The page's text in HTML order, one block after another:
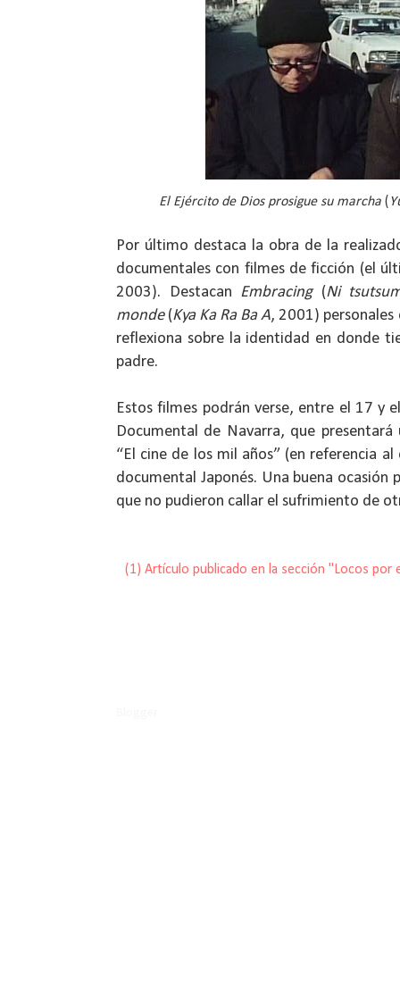
El Ejército de Dios prosigue su marcha (
Por último destaca la obra de la
documentales con filmes de ficción (el
2003). Destacan Embracing(Ni
monde(Kya Ka Ra Ba A, 2001) personales
reflexiona sobre la identidad en donde
padre.
Estos filmes podrán verse, entre el 17 y
Documental de Navarra, que
“El cine de los mil años” (en referencia
documental Japonés. Una buena ocasión
que no pudieron callar el sufrimiento de
(1) Artículo publicado en la sección "Locos por